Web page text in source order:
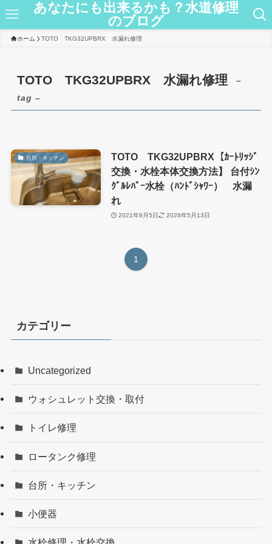
あなたにも出来るかも？水道修理
のブログ
ホーム TOTO TKG32UPBRX 水漏れ修理
TOTO TKG32UPBRX 水漏れ修理
–
tag –
台所・キッチン
TOTO TKG32UPBRX【ｶｰﾄﾘｯｼﾞ
交換・水栓本体交換方法】 台付ｼﾝ
ｸﾞﾙﾚﾊﾞｰ水栓（ﾊﾝﾄﾞｼｬﾜｰ） 水漏
れ
2021年9月5日 2026年5月13日
1
カテゴリー
Uncategorized
ウォシュレット交換・取付
トイレ修理
ロータンク修理
台所・キッチン
小便器